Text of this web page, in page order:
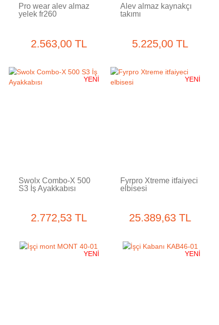
Pro wear alev almaz
yelek fr260
2.563,00 TL
Alev almaz kaynakçı
takımı
5.225,00 TL
YENİ
Swolx Combo-X 500
S3 İş Ayakkabısı
2.772,53 TL
YENİ
Fyrpro Xtreme itfaiyeci
elbisesi
25.389,63 TL
YENİ YENİ